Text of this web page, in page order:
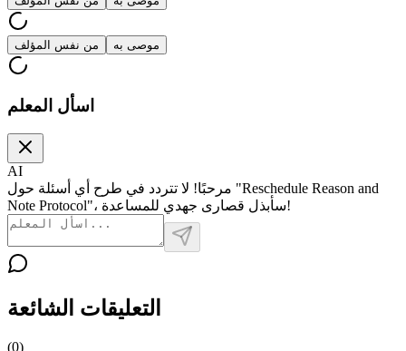
من نفس المؤلف موصى به
اسأل المعلم
AI
مرحبًا! لا تتردد في طرح أي أسئلة حول "Reschedule Reason and
Note Protocol"، سأبذل قصارى جهدي للمساعدة!
التعليقات الشائعة
(0)